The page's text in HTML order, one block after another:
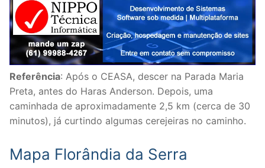
Referência: Após o CEASA, descer na Parada Maria
Preta, antes do Haras Anderson. Depois, uma
caminhada de aproximadamente 2,5 km (cerca de 30
minutos), já curtindo algumas cerejeiras no caminho.
Mapa Florândia da Serra